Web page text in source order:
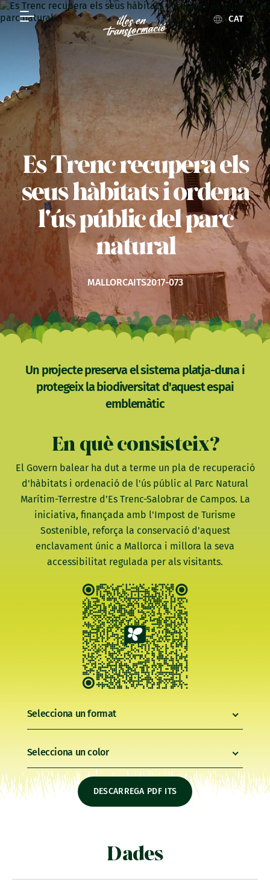
CAT
Es Trenc recupera els
seus hàbitats i ordena
l'ús públic del parc
natural
MALLORCAITS2017-073
Un projecte preserva el sistema platja-duna i
protegeix la biodiversitat d'aquest espai
emblemàtic
En què consisteix?
El Govern balear ha dut a terme un pla de recuperació
d'hàbitats i ordenació de l'ús públic al Parc Natural
Marítim-Terrestre d’Es Trenc-Salobrar de Campos. La
iniciativa, finançada amb l'Impost de Turisme
Sostenible, reforça la conservació d'aquest
enclavament únic a Mallorca i millora la seva
accessibilitat regulada per als visitants.
Selecciona un format
Selecciona un color
DESCARREGA PDF ITS
Dades